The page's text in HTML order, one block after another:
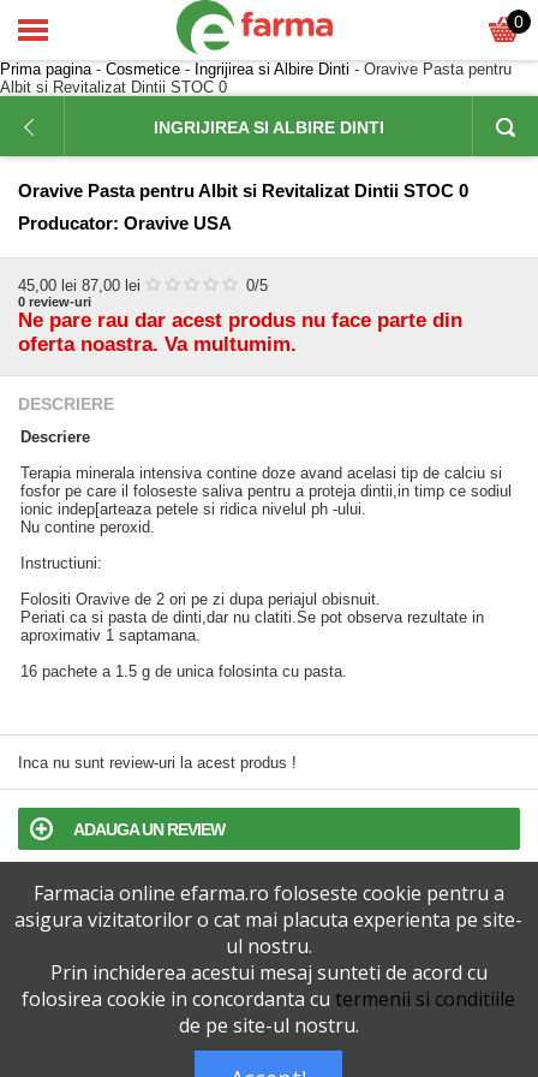
0
Prima pagina- Cosmetice - Ingrijirea si Albire Dinti - Oravive Pasta pentru
Albit si Revitalizat Dintii STOC 0
INGRIJIREA SI ALBIRE DINTI
Oravive Pasta pentru Albit si Revitalizat Dintii STOC 0
Producator: Oravive USA
45,00 lei 87,00 lei 0/5
0 review-uri
Ne pare rau dar acest produs nu face parte din
oferta noastra. Va multumim.
DESCRIERE
Descriere
Terapia minerala intensiva contine doze avand acelasi tip de calciu si
fosfor pe care il foloseste saliva pentru a proteja dintii,in timp ce sodiul
ionic indep[arteaza petele si ridica nivelul ph -ului.
Nu contine peroxid.
Instructiuni:
Folositi Oravive de 2 ori pe zi dupa periajul obisnuit.
Periati ca si pasta de dinti,dar nu clatiti.Se pot observa rezultate in
aproximativ 1 saptamana.
16 pachete a 1.5 g de unica folosinta cu pasta.
Inca nu sunt review-uri la acest produs !
ADAUGA UN REVIEW
TERMENI SI CONDITII
POLITICA DE CONFIDENTIALITATE
VERSIUNEA DESKTOP
Farmacia online efarma.ro foloseste cookie pentru a
asigura vizitatorilor o cat mai placuta experienta pe site-
ul nostru.
Prin inchiderea acestui mesaj sunteti de acord cu
folosirea cookie in concordanta cu termenii si conditiile
de pe site-ul nostru.